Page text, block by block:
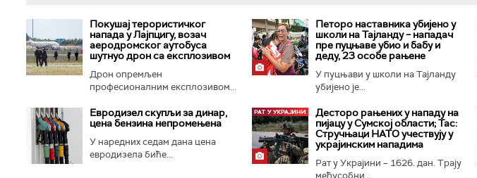
Покушај терористичког
напада у Лајпцигу, возач
аеродромског аутобуса
шутнуо дрон са експлозивом
Дрон опремљен
професионалним експлозивом...
Петоро наставника убијено у
школи на Тајланду – нападач
пре пуцњаве убио и бабу и
деду, 23 особе рањене
У пуцњави у школи на Тајланду
убијено је...
Евродизел скупљи за динар,
цена бензина непромењена
У наредних седам дана цена
евродизела биће...
Десторо рањених у нападу на
пијацу у Сумској области; Тас:
Стручњаци НАТО учествују у
украјинским нападима
Рат у Украјини – 1626. дан. Трају
међусобни...